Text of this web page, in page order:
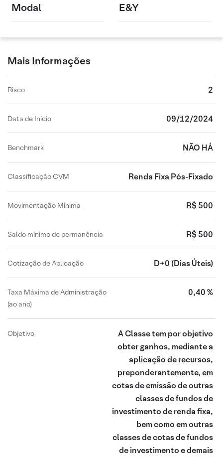
Modal E&Y
Mais Informações
Risco 2
Data de Início 09/12/2024
Benchmark NÃO HÁ
Classificação CVM Renda Fixa Pós-Fixado
Movimentação Mínima R$ 500
Saldo mínimo de permanência R$ 500
Cotização de Aplicação D+0 (Dias Úteis)
Taxa Máxima de Administração
(ao ano)
0,40 %
Objetivo
A Classe tem por objetivo
obter ganhos, mediante a
aplicação de recursos,
preponderantemente, em
cotas de emissão de outras
classes de fundos de
investimento de renda fixa,
bem como em outras
classes de cotas de fundos
de investimento e demais